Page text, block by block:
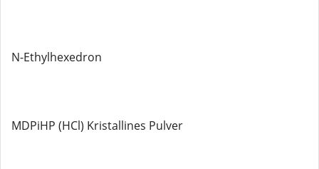
N-Ethylhexedron
MDPiHP (HCl) Kristallines Pulver